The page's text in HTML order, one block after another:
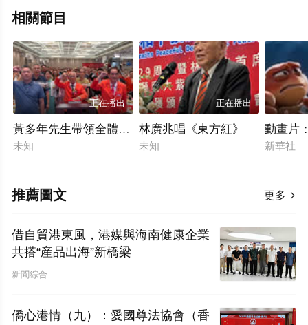
相關節目
正在播出
黃多年先生帶領全體與會嘉賓，面對國旗、莊嚴宣誓
未知
正在播出
林廣兆唱《東方紅》
未知
動畫片
新華社
更多 
推薦圖文
借自貿港東風，港媒與海南健康企業
共搭“産品出海”新橋梁
新聞綜合
僑心港情（九）：愛國尊法協會（香